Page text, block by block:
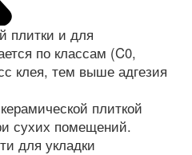
плитки и для
по классам (C0,
клея, тем выше адгезия
плиткой
сухих помещений.
для укладки